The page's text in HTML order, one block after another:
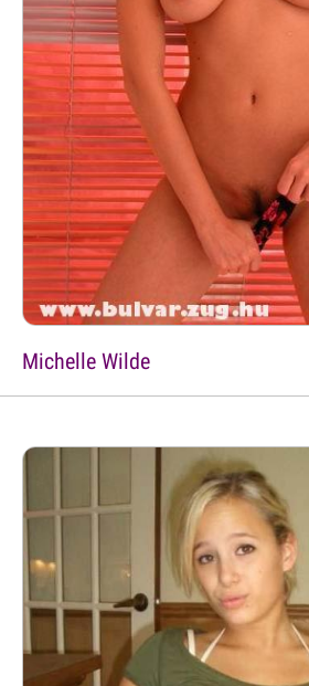
Michelle Wilde